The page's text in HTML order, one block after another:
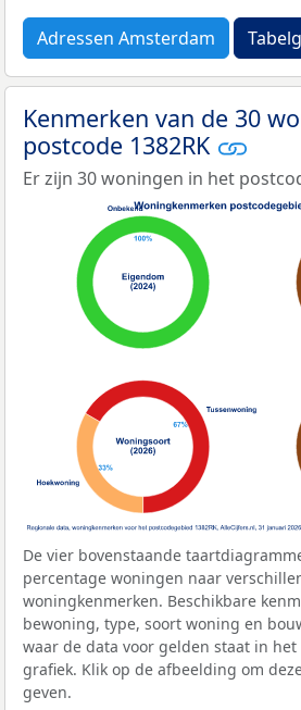
Adressen Amsterdam
Kenmerken van de 30
postcode 1382RK
Er zijn 30 woningen in het
De vier bovenstaande
percentage woningen naar
woningkenmerken. Beschikbare
bewoning, type, soort woning en
waar de data voor gelden staat in
grafiek. Klik op de afbeelding om
geven.